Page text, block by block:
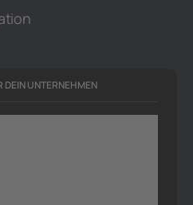
DEIN UNTERNEHMEN